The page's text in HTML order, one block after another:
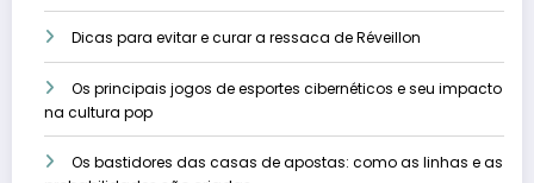
Dicas para evitar e curar a ressaca de Réveillon
Os principais jogos de esportes cibernéticos e seu impacto
na cultura pop
Os bastidores das casas de apostas: como as linhas e as